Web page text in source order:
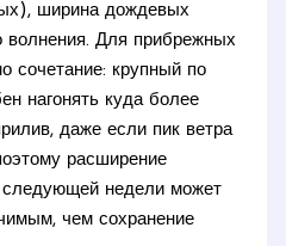
ширина дождевых
волнения. Для прибрежных
сочетание: крупный по
нагонять куда более
даже если пик ветра
расширение
следующей недели может
чем сохранение